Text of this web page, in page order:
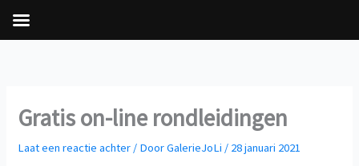
inhoudGratis on-line rondleidingen
Laat een reactie achter / DoorGalerieJoLi / 28 januari 2021